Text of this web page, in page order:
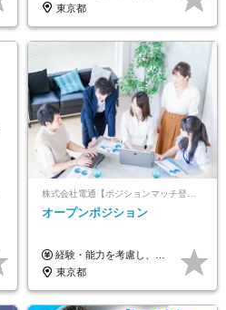
東京都
オープンポジション
経験・能力を考慮し、当社規定により決定します。 ▼参考情報 ------------ 年収イメージ：500万～1500万
東京都